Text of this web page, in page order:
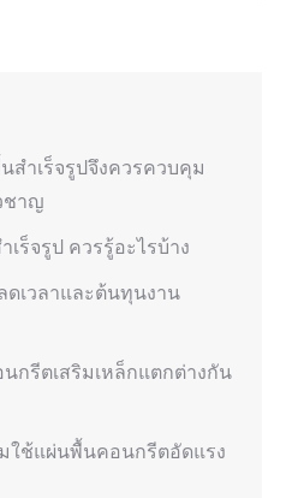
สำเร็จรูปจึงควรควบคุม
ชาญ
ร็จรูป ควรรู้อะไรบ้าง
ดเวลาและต้นทุนงาน
กรีตเสริมเหล็กแตกต่างกัน
ใช้แผ่นพื้นคอนกรีตอัดแรง